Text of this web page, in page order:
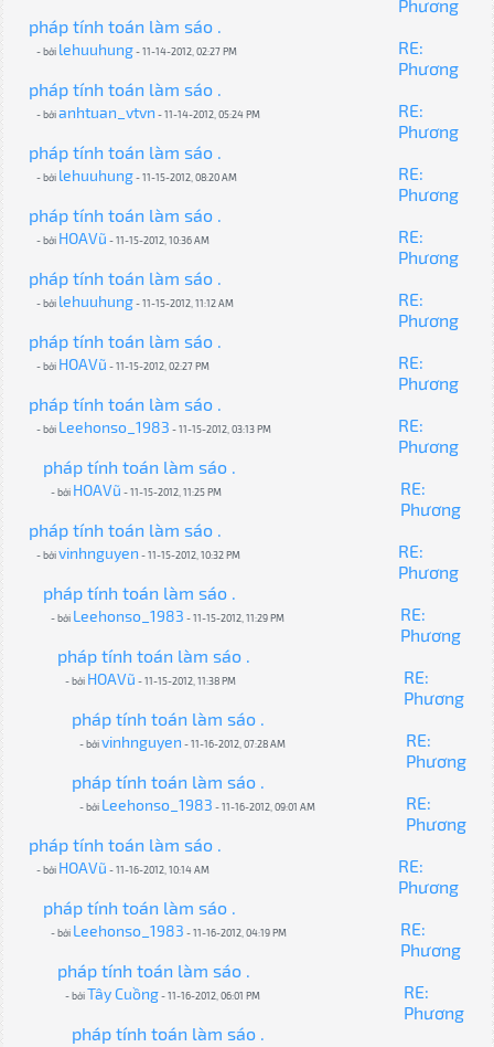
Phương
pháp tính toán làm sáo .
- bởi lehuuhung- 11-14-2012, 02:27 PM
RE:
Phương
pháp tính toán làm sáo .
- bởianhtuan_vtvn - 11-14-2012, 05:24 PM
RE:
Phương
pháp tính toán làm sáo .
- bởi lehuuhung- 11-15-2012, 08:20 AM
RE:
Phương
pháp tính toán làm sáo .
- bởi HOAVũ - 11-15-2012, 10:36 AM
RE:
Phương
pháp tính toán làm sáo .
- bởi lehuuhung- 11-15-2012, 11:12 AM
RE:
Phương
pháp tính toán làm sáo .
- bởi HOAVũ - 11-15-2012, 02:27 PM
RE:
Phương
pháp tính toán làm sáo .
- bởi Leehonso_1983 - 11-15-2012, 03:13 PM
RE:
Phương
pháp tính toán làm sáo .
- bởi HOAVũ - 11-15-2012, 11:25 PM
RE:
Phương
pháp tính toán làm sáo .
- bởivinhnguyen - 11-15-2012, 10:32 PM
RE:
Phương
pháp tính toán làm sáo .
- bởi Leehonso_1983 - 11-15-2012, 11:29 PM
RE:
Phương
pháp tính toán làm sáo .
- bởi HOAVũ - 11-15-2012, 11:38 PM
RE:
Phương
pháp tính toán làm sáo .
- bởivinhnguyen - 11-16-2012, 07:28 AM
RE:
Phương
pháp tính toán làm sáo .
- bởi Leehonso_1983 - 11-16-2012, 09:01 AM
RE:
Phương
pháp tính toán làm sáo .
- bởi HOAVũ - 11-16-2012, 10:14 AM
RE:
Phương
pháp tính toán làm sáo .
- bởi Leehonso_1983 - 11-16-2012, 04:19 PM
RE:
Phương
pháp tính toán làm sáo .
- bởiTây Cuồng- 11-16-2012, 06:01 PM
RE:
Phương
pháp tính toán làm sáo .